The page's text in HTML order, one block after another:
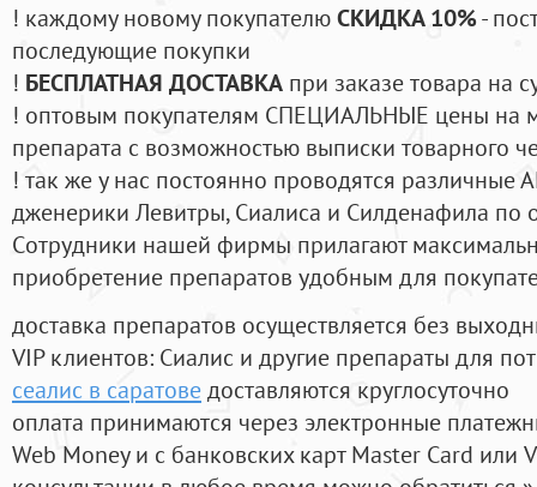
! каждому новому покупателюСКИДКА 10%-
последующие покупки
! БЕСПЛАТНАЯ ДОСТАВКА при заказе товара на
! оптовым покупателям СПЕЦИАЛЬНЫЕ цены на
препарата с возможностью выписки товарного
! так же у нас постоянно проводятся
дженерики Левитры, Сиалиса и Силденафила по
Cотрудники нашей фирмы прилагают
приобретение препаратов удобным для
доставка препаратов осуществляется без
VIP клиентов: Сиалис и другие препараты для
сеалис в саратоведоставляются круглосуточно
оплата принимаются через электронные
Web Money и с банковских карт Master Card или